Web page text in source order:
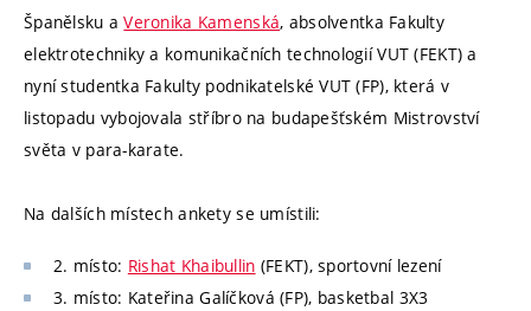
Španělsku aVeronika Kamenská, absolventka Fakulty
elektrotechniky a komunikačních technologií VUT (FEKT) a
nyní studentka Fakulty podnikatelské VUT (FP), která v
listopadu vybojovala stříbro na budapešťském Mistrovství
světa v para-karate.
Na dalších místech ankety se umístili:
2. místo: Rishat Khaibullin (FEKT), sportovní lezení
3. místo: Kateřina Galíčková (FP), basketbal 3X3